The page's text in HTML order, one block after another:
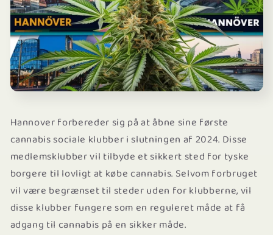
Hannover forbereder sig på at åbne sine første
cannabis sociale klubber i slutningen af 2024. Disse
medlemsklubber vil tilbyde et sikkert sted for tyske
borgere til lovligt at købe cannabis. Selvom forbruget
vil være begrænset til steder uden for klubberne, vil
disse klubber fungere som en reguleret måde at få
adgang til cannabis på en sikker måde.